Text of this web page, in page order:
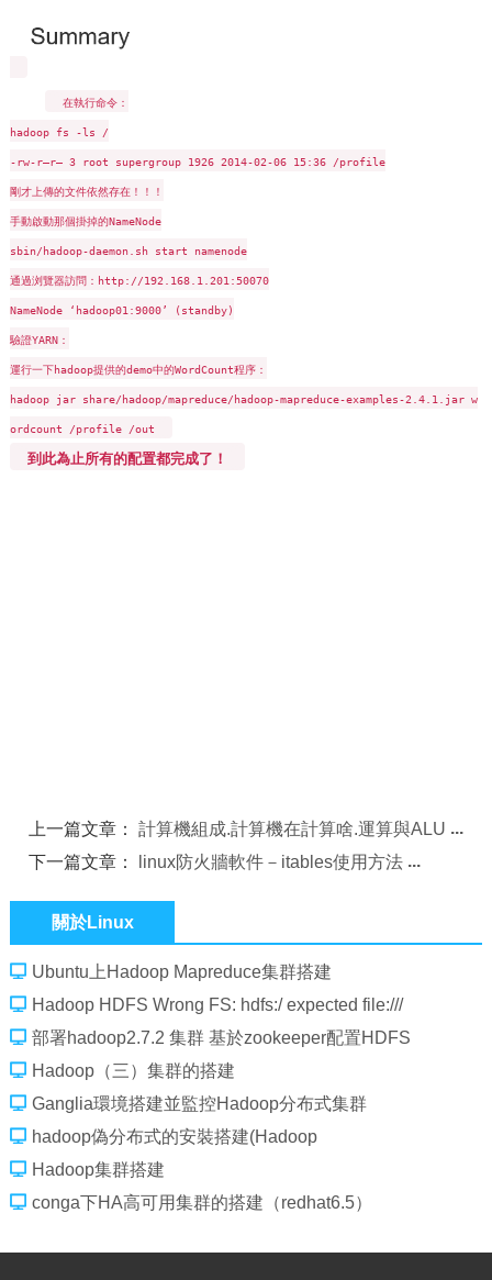
在執行命令：
hadoop fs -ls /
-rw-r–r– 3 root supergroup 1926 2014-02-06 15:36 /profile
剛才上傳的文件依然存在！！！
手動啟動那個掛掉的NameNode
sbin/hadoop-daemon.sh start namenode
通過浏覽器訪問：http://192.168.1.201:50070
NameNode ‘hadoop01:9000’ (standby)
驗證YARN：
運行一下hadoop提供的demo中的WordCount程序：
hadoop jar share/hadoop/mapreduce/hadoop-mapreduce-examples-2.4.1.jar w
ordcount /profile /out
到此為止所有的配置都完成了！
上一篇文章：計算機組成.計算機在計算啥.運算與ALU
下一篇文章：
linux防火牆軟件－itables使用方法
關於Linux
Ubuntu上Hadoop Mapreduce集群搭建
Hadoop HDFS Wrong FS: hdfs:/ expected file:///
部署hadoop2.7.2 集群 基於zookeeper配置HDFS
HA+Federation
Hadoop（三）集群的搭建
Ganglia環境搭建並監控Hadoop分布式集群
hadoop偽分布式的安裝搭建(Hadoop
Hadoop集群搭建
conga下HA高可用集群的搭建（redhat6.5）